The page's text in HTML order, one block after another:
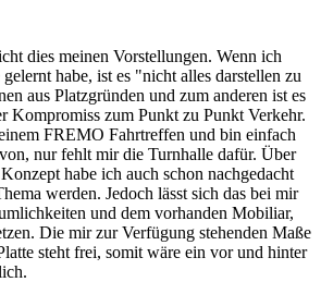
dies meinen Vorstellungen. Wenn ich
habe, ist es "nicht alles darstellen zu
aus Platzgründen und zum anderen ist es
Kompromiss zum Punkt zu Punkt Verkehr.
FREMO Fahrtreffen und bin einfach
nur fehlt mir die Turnhalle dafür. Über
habe ich auch schon nachgedacht
werden. Jedoch lässt sich das bei mir
und dem vorhanden Mobiliar,
Die mir zur Verfügung stehenden Maße
steht frei, somit wäre ein vor und hinter